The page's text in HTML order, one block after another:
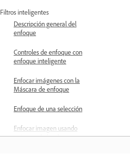
Filtros inteligentes
Descripción general del
enfoque
Controles de enfoque con
enfoque inteligente
Enfocar imágenes con la
Máscara de enfoque
Enfoque de una selección
Enfocar imagen usando
máscara de borde